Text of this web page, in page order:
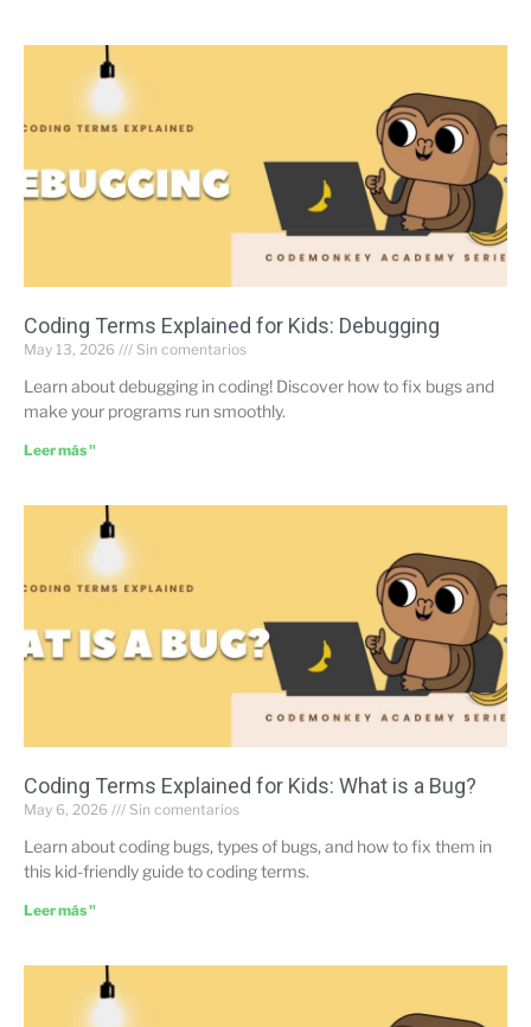
Coding Terms Explained for Kids: Debugging
May 13, 2026 Sin comentarios
Learn about debugging in coding! Discover how to fix bugs and
make your programs run smoothly.
Leer más "
Coding Terms Explained for Kids: What is a Bug?
May 6, 2026 Sin comentarios
Learn about coding bugs, types of bugs, and how to fix them in
this kid-friendly guide to coding terms.
Leer más "